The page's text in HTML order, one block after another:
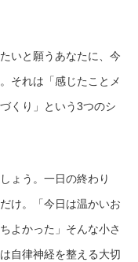
いと願うあなたに、今
それは「感じたことメ
くり」という3つのシ
ょう。一日の終わり
け。「今日は温かいお
よかった」そんな小さ
自律神経を整える大切